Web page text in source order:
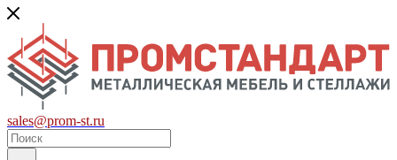
sales@prom-st.ru